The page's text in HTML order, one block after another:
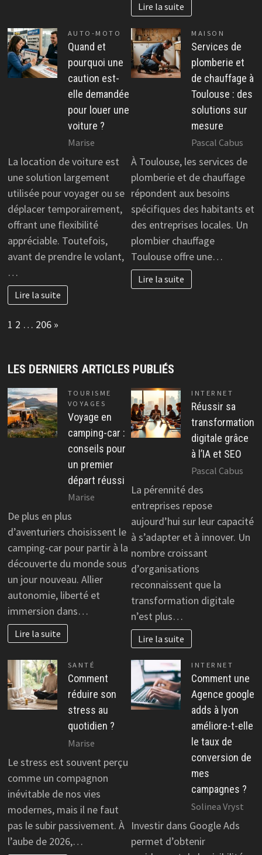
Lire la suite
AUTO-MOTO
Quand et
pourquoi une
caution est-
elle demandée
pour louer une
voiture ?
Marise
La location de voiture est
une solution largement
utilisée pour voyager ou se
déplacer temporairement,
offrant une flexibilité
appréciable. Toutefois,
avant de prendre le volant,
…
Lire la suite
MAISON
Services de
plomberie et
de chauffage à
Toulouse : des
solutions sur
mesure
Pascal Cabus
À Toulouse, les services de
plomberie et de chauffage
répondent aux besoins
spécifiques des habitants et
des entreprises locales. Un
plombier chauffage
Toulouse offre une…
Lire la suite
Page:
1 2 … 206 Next
»
LES DERNIERS ARTICLES PUBLIÉS
TOURISME
VOYAGES
Voyage en
camping-car :
conseils pour
un premier
départ réussi
Marise
De plus en plus
d’aventuriers choisissent le
camping-car pour partir à la
découverte du monde sous
un jour nouveau. Allier
autonomie, liberté et
immersion dans…
Lire la suite
INTERNET
Réussir sa
transformation
digitale grâce
à l’IA et SEO
Pascal Cabus
La pérennité des
entreprises repose
aujourd’hui sur leur capacité
à s’adapter et à innover. Un
nombre croissant
d’organisations
reconnaissent que la
transformation digitale
n’est plus…
Lire la suite
SANTÉ
Comment
réduire son
stress au
quotidien ?
Marise
Le stress est souvent perçu
comme un compagnon
inévitable de nos vies
modernes, mais il ne faut
pas le subir passivement. À
l’aube de 2026,…
INTERNET
Comment une
Agence google
adds à lyon
améliore-t-elle
le taux de
conversion de
mes
campagnes ?
Solinea Vryst
Investir dans Google Ads
permet d’obtenir